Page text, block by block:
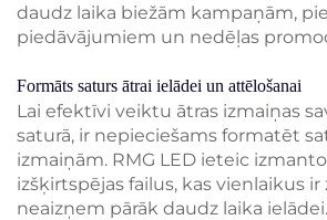
daudz laika biežām kampaņām,
piedāvājumiem un nedēļas
Formāts saturs ātrai ielādei un attēlošanai
Lai efektīvi veiktu ātras izmaiņas
saturā, ir nepieciešams formatēt
izmaiņām. RMG LED ieteic
izšķirtspējas failus, kas vienlaikus ir
neaizņem pārāk daudz laika